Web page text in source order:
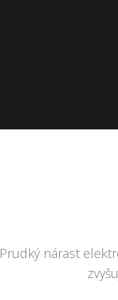
Prudký nárast